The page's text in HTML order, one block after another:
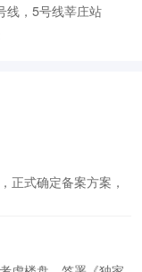
线，5号线莘庄站
正式确定备案方案，